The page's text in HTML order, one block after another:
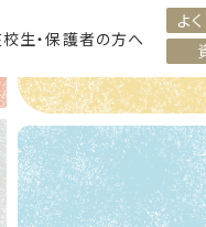
生・保護者の方へ
よ